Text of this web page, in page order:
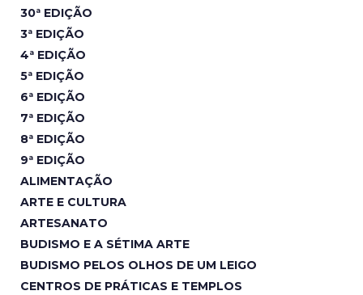
30ª EDIÇÃO
3ª EDIÇÃO
4ª EDIÇÃO
5ª EDIÇÃO
6ª EDIÇÃO
7ª EDIÇÃO
8ª EDIÇÃO
9ª EDIÇÃO
ALIMENTAÇÃO
ARTE E CULTURA
ARTESANATO
BUDISMO E A SÉTIMA ARTE
BUDISMO PELOS OLHOS DE UM LEIGO
CENTROS DE PRÁTICAS E TEMPLOS